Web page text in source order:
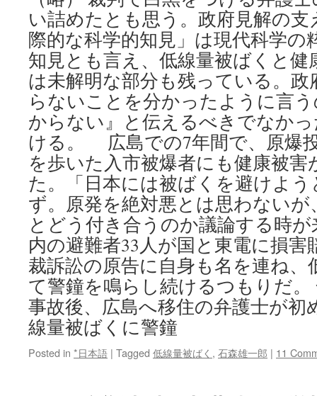
い詰めたとも思う。政府見解の
際的な科学的知見」は現代科学の
知見とも言え、低線量被ばくと
は未解明な部分も残っている。
らないことを分かったように言
からない』と伝えるべきでなか
ける。 広島での7年間で、原爆
を歩いた入市被爆者にも健康被
た。「日本には被ばくを避けよ
ず。原発を絶対悪とは思わないが
とどう付き合うのか議論する時
内の避難者33人が国と東電に損害
裁訴訟の原告に自身も名を連ね、
て警鐘を鳴らし続けるつもりだ。
事故後、広島へ移住の弁護士が
線量被ばくに警鐘
Posted in *日本語 | Tagged 低線量被ばく , 石森雄一郎 | 11